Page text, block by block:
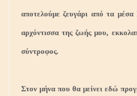
αποτελούμε ζευγάρι από τα
αρχόντισσα της ζωής μου,
σύντροφος.
Στον μήνα που θα μείνει εδώ